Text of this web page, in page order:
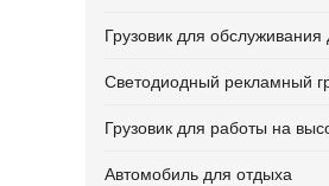
Грузовик для обслуживания
Светодиодный рекламный
Грузовик для работы на
Автомобиль для отдыха